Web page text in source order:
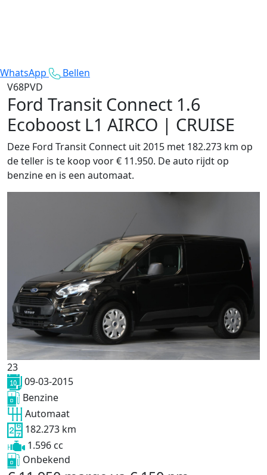
WhatsApp
Bellen
V68PVD
Ford Transit Connect 1.6
Ecoboost L1 AIRCO | CRUISE
Deze Ford Transit Connect uit 2015 met 182.273 km op
de teller is te koop voor € 11.950. De auto rijdt op
benzine en is een automaat.
23
09-03-2015
Benzine
Automaat
182.273 km
1.596 cc
Onbekend